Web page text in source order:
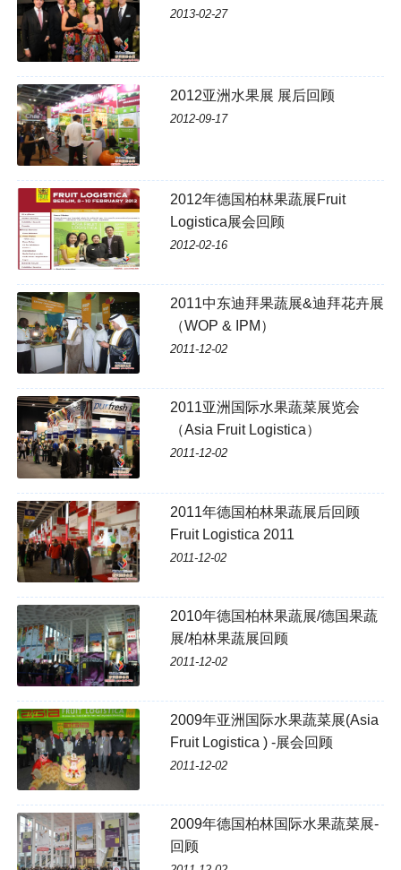
2013-02-27
2012亚洲水果展 展后回顾
2012-09-17
2012年德国柏林果蔬展Fruit
Logistica展会回顾
2012-02-16
2011中东迪拜果蔬展&迪拜花卉展
（WOP & IPM）
2011-12-02
2011亚洲国际水果蔬菜展览会
（Asia Fruit Logistica）
2011-12-02
2011年德国柏林果蔬展后回顾
Fruit Logistica 2011
2011-12-02
2010年德国柏林果蔬展/德国果蔬
展/柏林果蔬展回顾
2011-12-02
2009年亚洲国际水果蔬菜展(Asia
Fruit Logistica ) -展会回顾
2011-12-02
2009年德国柏林国际水果蔬菜展-
回顾